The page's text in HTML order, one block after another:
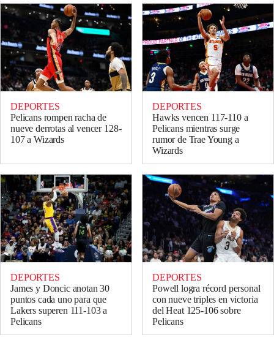
DEPORTES
Pelicans rompen racha de
nueve derrotas al vencer 128-
107 a Wizards
DEPORTES
Hawks vencen 117-110 a
Pelicans mientras surge
rumor de Trae Young a
Wizards
DEPORTES
James y Doncic anotan 30
puntos cada uno para que
Lakers superen 111-103 a
Pelicans
DEPORTES
Powell logra récord personal
con nueve triples en victoria
del Heat 125-106 sobre
Pelicans